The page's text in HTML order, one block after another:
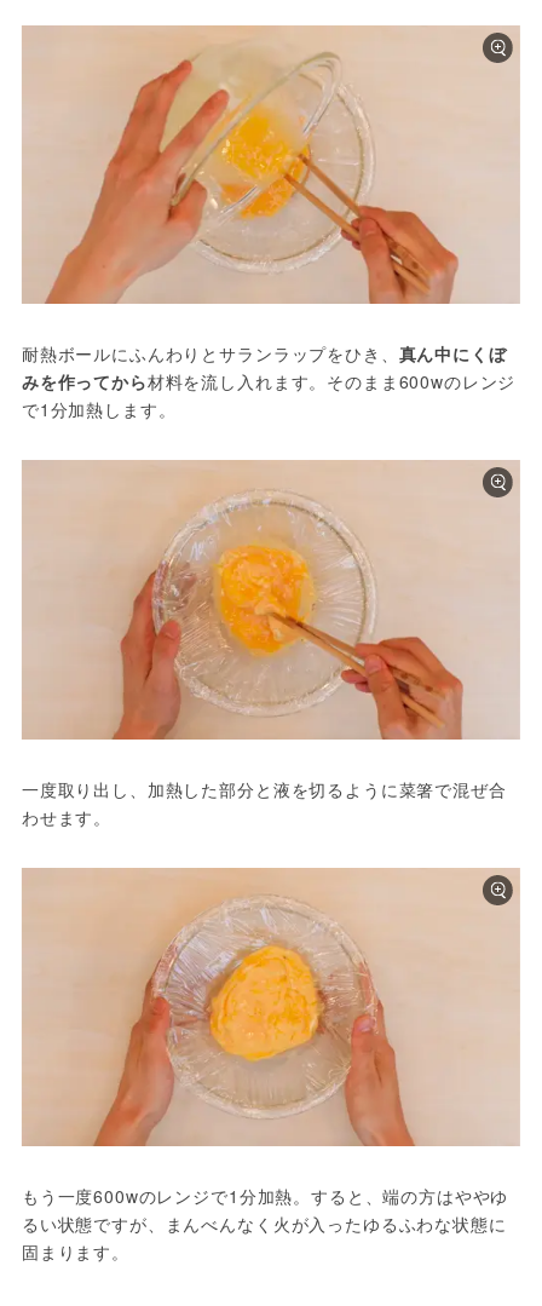
耐熱ボールにふんわりとサランラップをひき、 真ん中にくぼ
みを作ってから材料を流し入れます。そのまま600wのレンジ
で1分加熱します。
一度取り出し、加熱した部分と液を切るように菜箸で混ぜ合
わせます。
もう一度600wのレンジで1分加熱。すると、端の方はややゆ
るい状態ですが、まんべんなく火が入ったゆるふわな状態に
固まります。